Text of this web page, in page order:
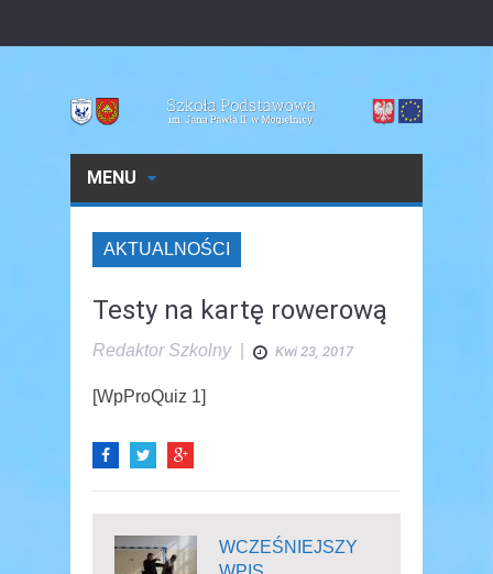
MENU
AKTUALNOŚCI
Testy na kartę rowerową
Redaktor Szkolny| Kwi 23, 2017
[WpProQuiz 1]
WCZEŚNIEJSZY